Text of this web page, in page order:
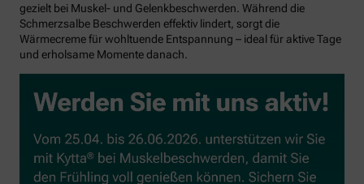
gezielt bei Muskel- und Gelenkbeschwerden. Während die
Schmerzsalbe Beschwerden effektiv lindert, sorgt die
Wärmecreme für wohltuende Entspannung – ideal für aktive Tage
und erholsame Momente danach.